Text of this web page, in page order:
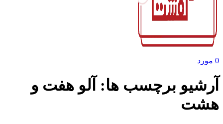
0 مورد
آرشیو برچسب ها: آلو هفت و
هشت